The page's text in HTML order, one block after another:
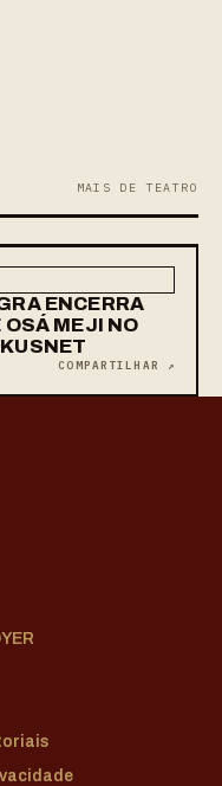
MAIS DE TEATRO
ENCERRA
OSÁ MEJI NO
COMPARTILHAR ↗